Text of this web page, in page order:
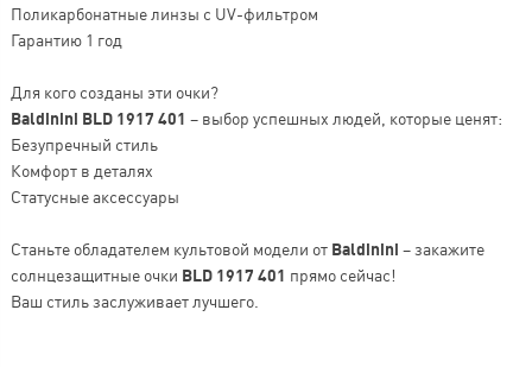
Поликарбонатные линзы с UV-фильтром
Гарантию 1 год
Для кого созданы эти очки?
Baldinini BLD 1917 401 – выбор успешных людей, которые ценят:
Безупречный стиль
Комфорт в деталях
Статусные аксессуары
Станьте обладателем культовой модели от Baldinini – закажите
солнцезащитные очки BLD 1917 401 прямо сейчас!
Ваш стиль заслуживает лучшего.